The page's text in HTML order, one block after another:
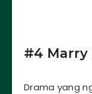
#4 Marry
Drama yang